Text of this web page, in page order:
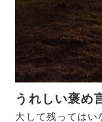
うれしい褒め
大して残ってはい